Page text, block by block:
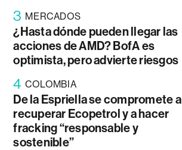
3 MERCADOS
¿Hasta dónde pueden llegar las
acciones de AMD? BofA es
optimista, pero advierte riesgos
4 COLOMBIA
De la Espriella se compromete a
recuperar Ecopetrol y a hacer
fracking “responsable y
sostenible”